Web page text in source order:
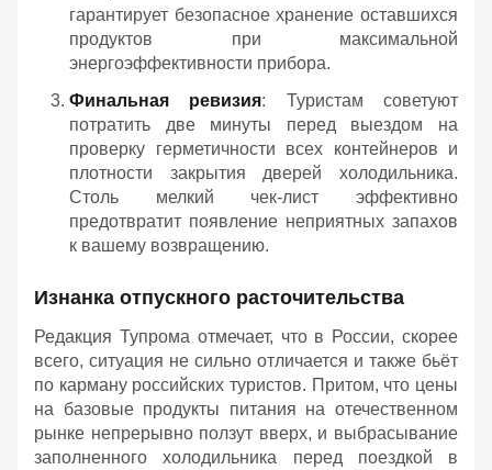
гарантирует безопасное хранение оставшихся
продуктов при максимальной
энергоэффективности прибора.
Финальная ревизия: Туристам советуют
потратить две минуты перед выездом на
проверку герметичности всех контейнеров и
плотности закрытия дверей холодильника.
Столь мелкий чек-лист эффективно
предотвратит появление неприятных запахов
к вашему возвращению.
Изнанка отпускного расточительства
Редакция Тупрома отмечает, что в России, скорее
всего, ситуация не сильно отличается и также бьёт
по карману российских туристов. Притом, что цены
на базовые продукты питания на отечественном
рынке непрерывно ползут вверх, и выбрасывание
заполненного холодильника перед поездкой в